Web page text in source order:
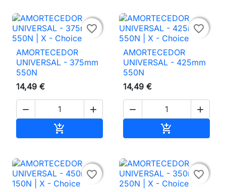

favorite_border
AMORTECEDOR
UNIVERSAL - 375mm
550N
14,49 €
 


favorite_border
AMORTECEDOR
UNIVERSAL - 425mm
550N
14,49 €
 


favorite_border 
favorite_border